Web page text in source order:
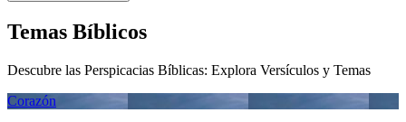
Temas Bíblicos
Descubre las Perspicacias Bíblicas: Explora Versículos y Temas
Corazón